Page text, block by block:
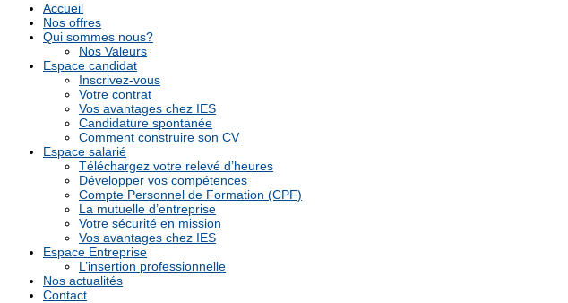
Accueil
Nos offres
Qui sommes nous?
Nos Valeurs
Espace candidat
Inscrivez-vous
Votre contrat
Vos avantages chez IES
Candidature spontanée
Comment construire son CV
Espace salarié
Téléchargez votre relevé d’heures
Développer vos compétences
Compte Personnel de Formation (CPF)
La mutuelle d’entreprise
Votre sécurité en mission
Vos avantages chez IES
Espace Entreprise
L’insertion professionnelle
Nos actualités
Contact